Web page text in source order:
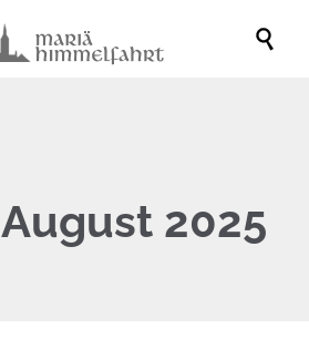

August 2025